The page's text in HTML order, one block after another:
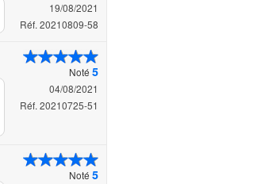
19/08/2021
Réf. 20210809-58
Noté 5
04/08/2021
Réf. 20210725-51
Noté 5